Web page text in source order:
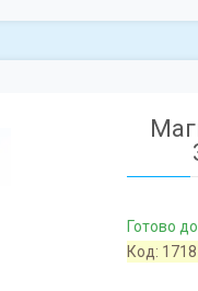
Готово
Код: 1718